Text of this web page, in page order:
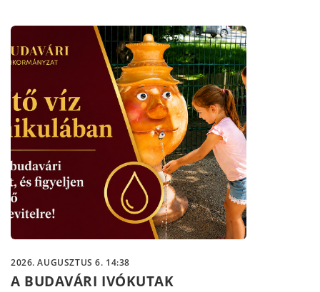
2026. AUGUSZTUS 6. 14:38
A BUDAVÁRI IVÓKUTAK